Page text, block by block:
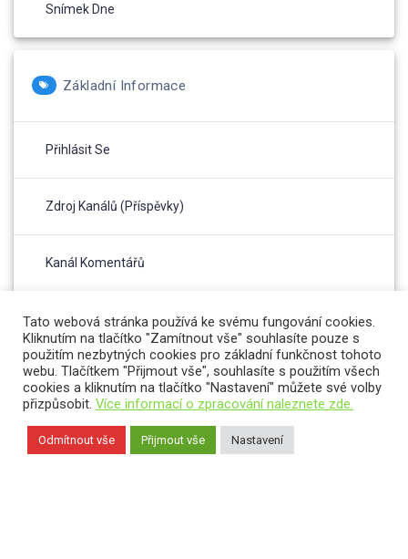
Snímek Dne
Základní Informace
Přihlásit Se
Zdroj Kanálů (příspěvky)
Kanál Komentářů
Česká Lokalizace
Tato webová stránka používá ke svému fungování cookies.
Kliknutím na tlačítko "Zamítnout vše" souhlasíte pouze s
použitím nezbytných cookies pro základní funkčnost tohoto
webu. Tlačítkem "Přijmout vše", souhlasíte s použitím všech
cookies a kliknutím na tlačítko "Nastavení" můžete své volby
přizpůsobit. Více informací o zpracování naleznete zde.
Odmítnout vše Přijmout vše Nastavení